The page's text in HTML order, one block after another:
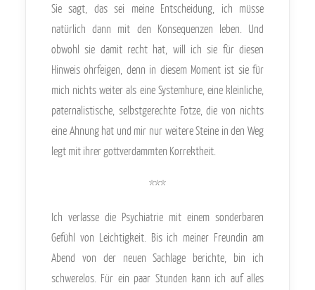
Sie sagt, das sei meine Entscheidung, ich müsse
natürlich dann mit den Konsequenzen leben. Und
obwohl sie damit recht hat, will ich sie für diesen
Hinweis ohrfeigen, denn in diesem Moment ist sie für
mich nichts weiter als eine Systemhure, eine kleinliche,
paternalistische, selbstgerechte Fotze, die von nichts
eine Ahnung hat und mir nur weitere Steine in den Weg
legt mit ihrer gottverdammten Korrektheit.
***
Ich verlasse die Psychiatrie mit einem sonderbaren
Gefühl von Leichtigkeit. Bis ich meiner Freundin am
Abend von der neuen Sachlage berichte, bin ich
schwerelos. Für ein paar Stunden kann ich auf alles